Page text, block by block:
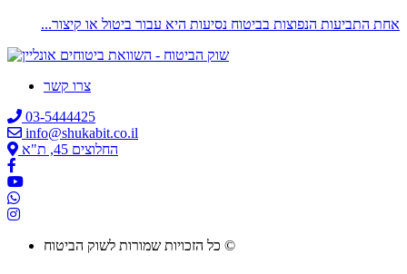
אחת התביעות הנפוצות בביטוח נסיעות היא עבור ביטול או קיצור...
צרו קשר
03-5444425
info@shukabit.co.il
החלוצים 45, ת"א
כל הזכויות שמורות לשוק הביטוח ©